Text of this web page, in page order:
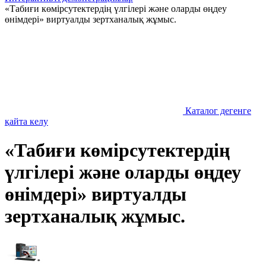
«Табиғи көмірсутектердің үлгілері және оларды өңдеу
өнімдері» виртуалды зертханалық жұмыс.
Каталог дегенге
қайта келу
«Табиғи көмірсутектердің
үлгілері және оларды өңдеу
өнімдері» виртуалды
зертханалық жұмыс.